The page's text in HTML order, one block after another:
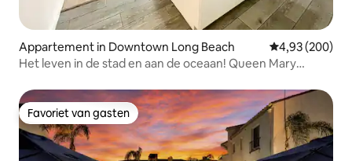
Appartement in Downtown Long Beach Gemiddelde
4,93 (200)
Het leven in de stad en aan de oceaan! Queen Mary
Favoriet van gasten
Favoriet van gasten